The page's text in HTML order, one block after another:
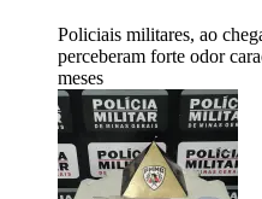
Policiais militares, ao
perceberam forte odor
meses